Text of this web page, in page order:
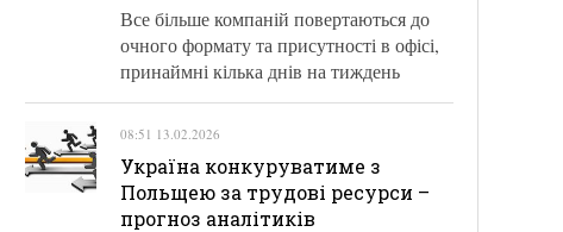
Все більше компаній повертаються до
очного формату та присутності в офісі,
принаймні кілька днів на тиждень
08:51 13.02.2026
Україна конкуруватиме з
Польщею за трудові ресурси –
прогноз аналітиків